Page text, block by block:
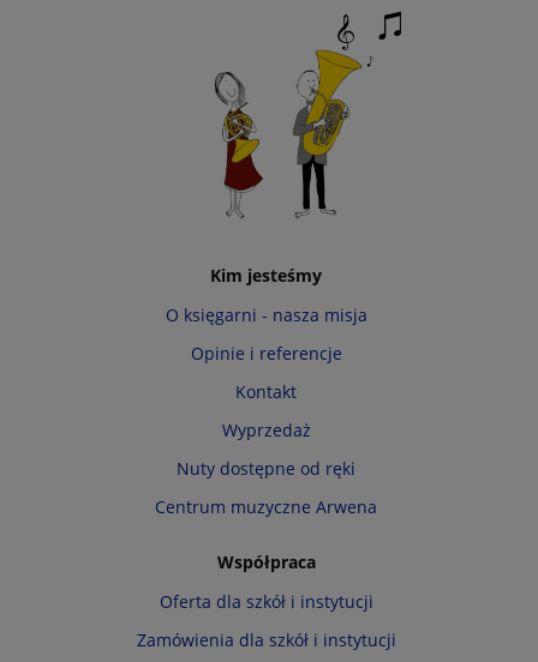
Kim jesteśmy
O księgarni - nasza misja
Opinie i referencje
Kontakt
Wyprzedaż
Nuty dostępne od ręki
Centrum muzyczne Arwena
Współpraca
Oferta dla szkół i instytucji
Zamówienia dla szkół i instytucji